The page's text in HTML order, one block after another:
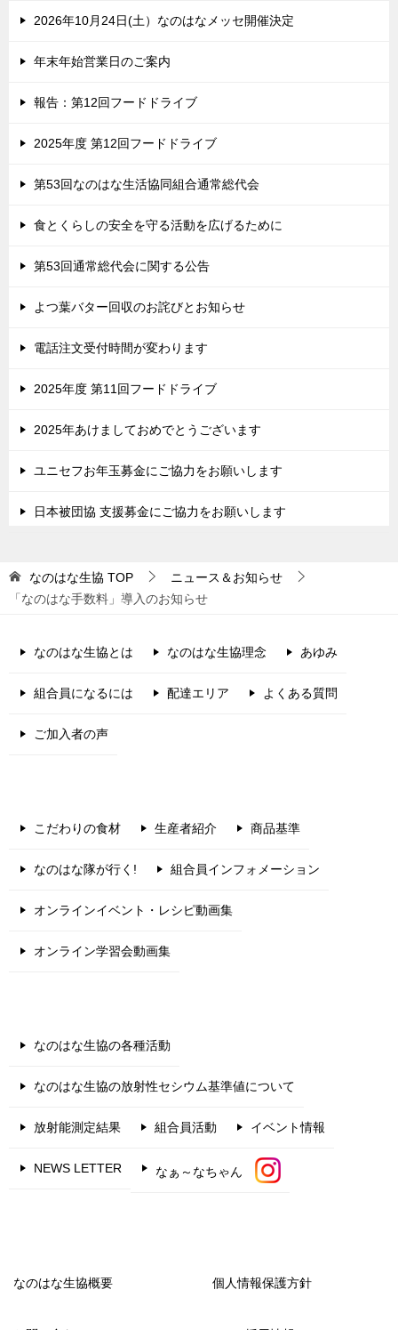
2026年10月24日(土）なのはなメッセ開催決定
年末年始営業日のご案内
報告：第12回フードドライブ
2025年度 第12回フードドライブ
第53回なのはな生活協同組合通常総代会
食とくらしの安全を守る活動を広げるために
第53回通常総代会に関する公告
よつ葉バター回収のお詫びとお知らせ
電話注文受付時間が変わります
2025年度 第11回フードドライブ
2025年あけましておめでとうございます
ユニセフお年玉募金にご協力をお願いします
日本被団協 支援募金にご協力をお願いします
なのはな生協 TOP
ニュース＆お知らせ
「なのはな手数料」導入のお知らせ
なのはな生協とは なのはな生協理念 あゆみ
組合員になるには 配達エリア よくある質問
ご加入者の声
こだわりの食材 生産者紹介 商品基準
なのはな隊が行く! 組合員インフォメーション
オンラインイベント・レシピ動画集
オンライン学習会動画集
なのはな生協の各種活動
なのはな生協の放射性セシウム基準値について
放射能測定結果 組合員活動 イベント情報
NEWS LETTER なぁ～なちゃん
なのはな生協概要 個人情報保護方針